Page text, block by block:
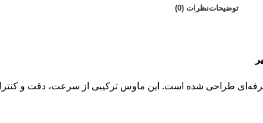
توضیحاتنظرات (0)
طراحی شده است. این ماوس ترکیبی از سرعت، دقت و کنترل